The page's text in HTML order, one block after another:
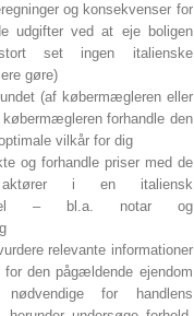
og konsekvenser for
udgifter ved at eje boligen
set ingen italienske
gøre)
(af købermægleren eller
forhandle den
vilkår for dig
og forhandle priser med de
aktører i en italiensk
– bl.a. notar og
relevante informationer
for den pågældende ejendom
for handlens